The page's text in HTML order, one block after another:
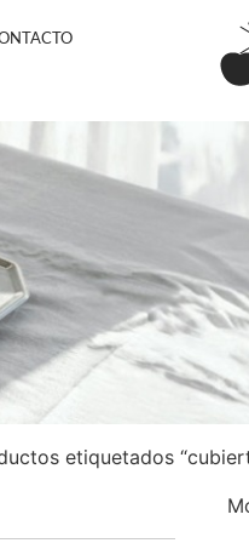
etiquetados